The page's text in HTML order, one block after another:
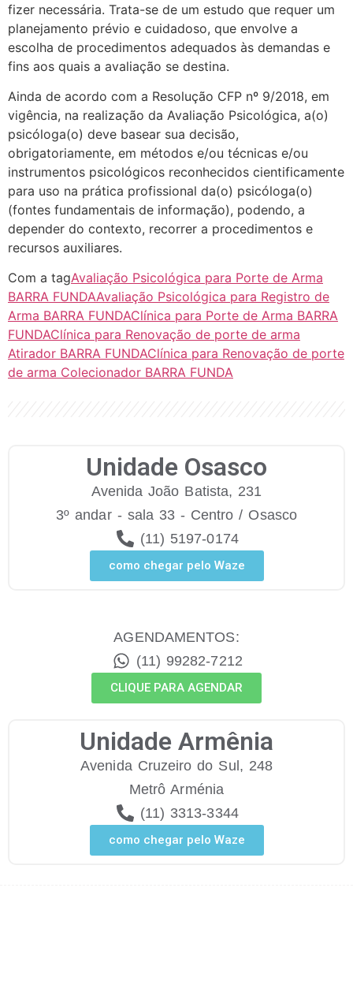
fizer necessária. Trata-se de um estudo que requer um
planejamento prévio e cuidadoso, que envolve a
escolha de procedimentos adequados às demandas e
fins aos quais a avaliação se destina.
Ainda de acordo com a Resolução CFP nº 9/2018, em
vigência, na realização da Avaliação Psicológica, a(o)
psicóloga(o) deve basear sua decisão,
obrigatoriamente, em métodos e/ou técnicas e/ou
instrumentos psicológicos reconhecidos cientificamente
para uso na prática profissional da(o) psicóloga(o)
(fontes fundamentais de informação), podendo, a
depender do contexto, recorrer a procedimentos e
recursos auxiliares.
Com a tagAvaliação Psicológica para Porte de Arma
BARRA FUNDAAvaliação Psicológica para Registro de
Arma BARRA FUNDAClínica para Porte de Arma BARRA
FUNDAClínica para Renovação de porte de arma
Atirador BARRA FUNDAClínica para Renovação de porte
de arma Colecionador BARRA FUNDA
Unidade Osasco
Avenida João Batista, 231
3º andar - sala 33 - Centro / Osasco
(11) 5197-0174
como chegar pelo Waze
AGENDAMENTOS:
(11) 99282-7212
CLIQUE PARA AGENDAR
Unidade Armênia
Avenida Cruzeiro do Sul, 248
Metrô Arménia
(11) 3313-3344
como chegar pelo Waze